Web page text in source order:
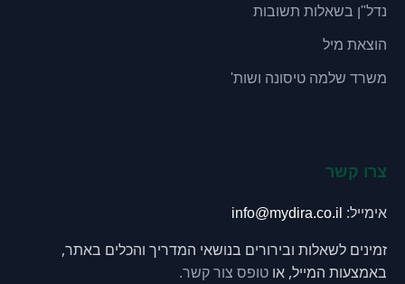
נדל"ן בשאלות תשובות
הוצאת מיל
משרד שלמה טיסונה ושות'
צרו קשר
אימייל: info@mydira.co.il
זמינים לשאלות ובירורים בנושאי המדריך והכלים באתר,
באמצעות המייל, או טופס צור קשר.